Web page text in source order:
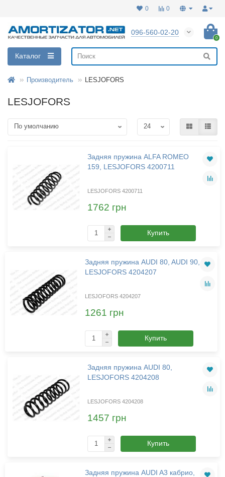
0
0
096-560-02-20
0
Каталог
Производитель LESJOFORS
LESJOFORS
Задняя пружина ALFA ROMEO
159, LESJOFORS 4200711
LESJOFORS 4200711
1762 грн
Купить
Задняя пружина AUDI 80, AUDI 90,
LESJOFORS 4204207
LESJOFORS 4204207
1261 грн
Купить
Задняя пружина AUDI 80,
LESJOFORS 4204208
LESJOFORS 4204208
1457 грн
Купить
Задняя пружина AUDI A3 кабрио,